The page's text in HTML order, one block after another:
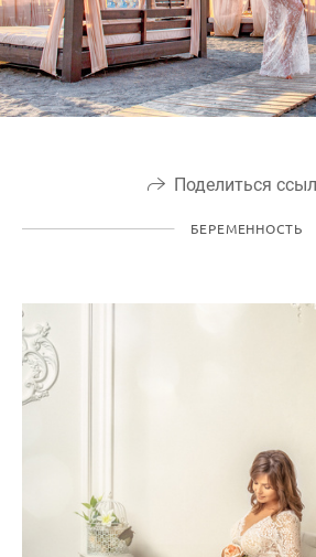
Поделиться
БЕРЕМЕННОСТЬ